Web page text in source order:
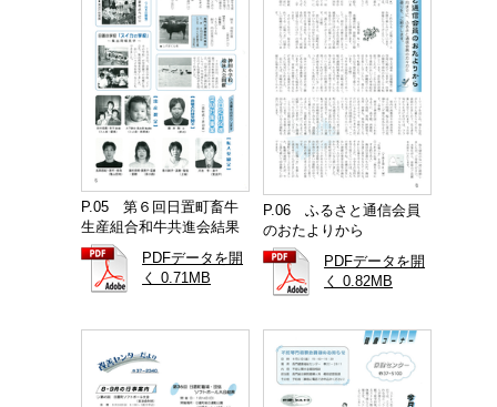
P.05 第６回日置町畜牛
生産組合和牛共進会結果
PDFデータを開
く 0.71MB
P.06 ふるさと通信会員
のおたよりから
PDFデータを開
く 0.82MB